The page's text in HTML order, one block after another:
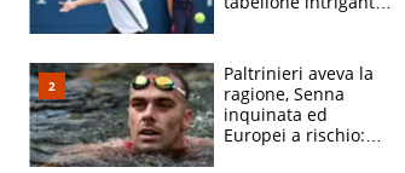
felice del mio livello"
Paltrinieri aveva la
ragione, Senna
inquinata ed
Europei a rischio: